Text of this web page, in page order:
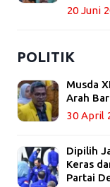
20 Juni
POLITIK
Musda
Arah
30 April
Dipilih
Keras
Partai